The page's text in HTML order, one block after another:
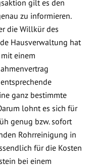
gilt es den
zu informieren.
die Willkür des
Hausverwaltung hat
einem
ganz bestimmte
lohnt es sich für
genug bzw. sofort
Rohrreinigung in
für die Kosten
bei einem